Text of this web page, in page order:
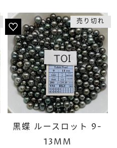
売り切れ
黒蝶 ルースロット 9-
13MM